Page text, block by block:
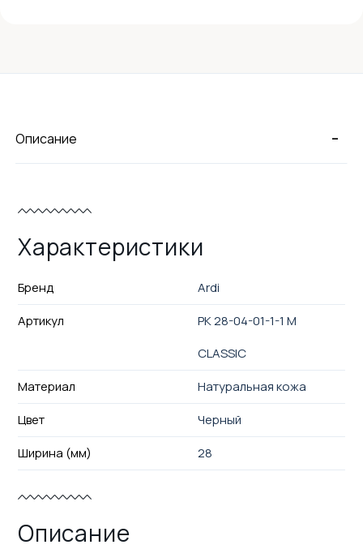
-
Описание
Характеристики
Бренд
Ardi
Артикул
РК 28-04-01-1-1 М
CLASSIC
Материал
Натуральная кожа
Цвет
Черный
Ширина (мм)
28
Описание